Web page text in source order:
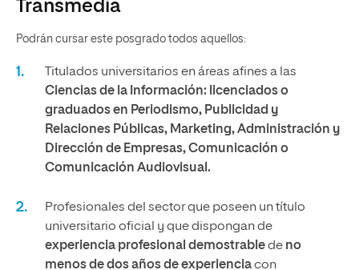
Transmedia
Podrán cursar este posgrado todos aquellos:
Titulados universitarios en áreas afines a las
Ciencias de la Información: licenciados o
graduados en Periodismo, Publicidad y
Relaciones Públicas, Marketing, Administración y
Dirección de Empresas, Comunicación o
Comunicación Audiovisual.
Profesionales del sector que poseen un título
universitario oficial y que dispongan de
experiencia profesional demostrablede no
menos de dos años de experienciacon